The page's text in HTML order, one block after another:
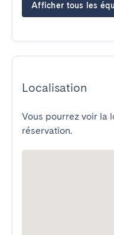
Afficher tous les
Localisation
Vous pourrez voir la
réservation.